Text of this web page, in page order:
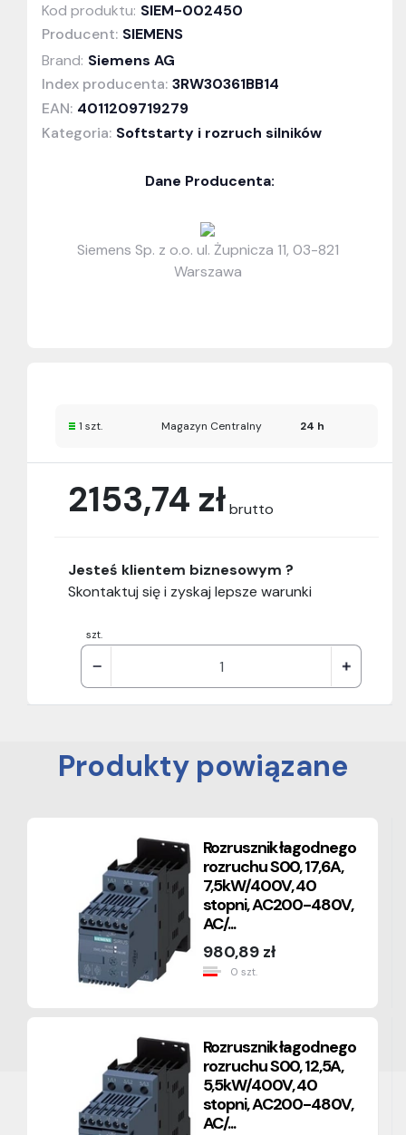
Kod produktu: SIEM-002450
Producent: SIEMENS
Brand: Siemens AG
Index producenta: 3RW30361BB14
EAN: 4011209719279
Kategoria: Softstarty i rozruch silników
Dane Producenta:
Siemens Sp. z o.o. ul. Żupnicza 11, 03-821
Warszawa
2153,74 złbrutto
szt.
Jesteś klientem biznesowym ?
Skontaktuj się i zyskaj lepsze warunki
1 szt. Magazyn Centralny 24 h
Produkty powiązane
Rozrusznik łagodnego
rozruchu S00, 17,6A,
7,5kW/400V, 40
stopni, AC200-480V,
AC/...
0 szt.
980,89 zł
Rozrusznik łagodnego
rozruchu S00, 12,5A,
5,5kW/400V, 40
stopni, AC200-480V,
AC/...